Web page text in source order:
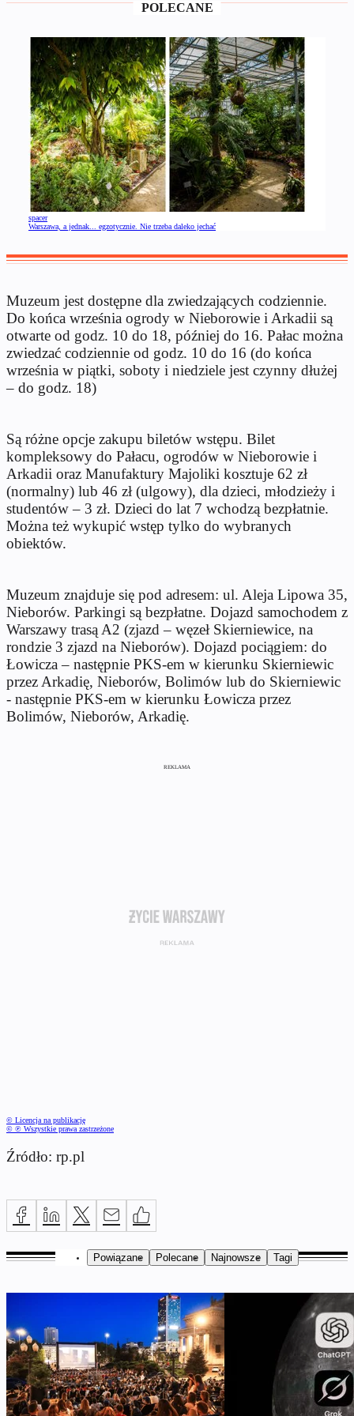
POLECANE
spacer
Warszawa, a jednak... egzotycznie. Nie trzeba daleko jechać
Muzeum jest dostępne dla zwiedzających codziennie.
Do końca września ogrody w Nieborowie i Arkadii są
otwarte od godz. 10 do 18, później do 16. Pałac można
zwiedzać codziennie od godz. 10 do 16 (do końca
września w piątki, soboty i niedziele jest czynny dłużej
– do godz. 18)
Są różne opcje zakupu biletów wstępu. Bilet
kompleksowy do Pałacu, ogrodów w Nieborowie i
Arkadii oraz Manufaktury Majoliki kosztuje 62 zł
(normalny) lub 46 zł (ulgowy), dla dzieci, młodzieży i
studentów – 3 zł. Dzieci do lat 7 wchodzą bezpłatnie.
Można też wykupić wstęp tylko do wybranych
obiektów.
Muzeum znajduje się pod adresem: ul. Aleja Lipowa 35,
Nieborów. Parkingi są bezpłatne. Dojazd samochodem z
Warszawy trasą A2 (zjazd – węzeł Skierniewice, na
rondzie 3 zjazd na Nieborów). Dojazd pociągiem: do
Łowicza – następnie PKS-em w kierunku Skierniewic
przez Arkadię, Nieborów, Bolimów lub do Skierniewic
- następnie PKS-em w kierunku Łowicza przez
Bolimów, Nieborów, Arkadię.
REKLAMA
© Licencja na publikację
© ℗ Wszystkie prawa zastrzeżone
Źródło: rp.pl
Powiązane Polecane Najnowsze Tagi